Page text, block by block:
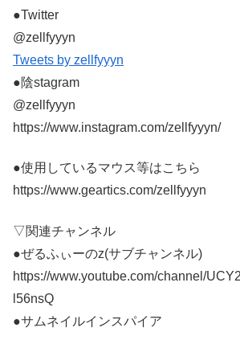
●Twitter
@zellfyyyn
Tweets by zellfyyyn
●陰stagram
@zellfyyyn
https://www.instagram.com/zellfyyyn/
●使用しているマウス等はこちら
https://www.geartics.com/zellfyyyn
▽関連チャンネル
●ぜるふぃーのz(サブチャンネル)
https://www.youtube.com/channel/
l56nsQ
●サムネイルインスパイア